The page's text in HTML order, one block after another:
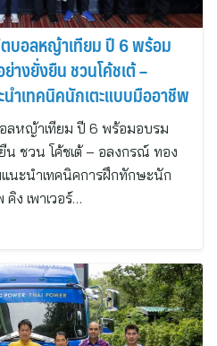
บอลหญ้าเทียม ปี 6 พร้อม
างยั่งยืน ชวนโค้ชเต้ –
ำเทคนิคนักเตะแบบมืออาชีพ
ลหญ้าเทียม ปี 6 พร้อมอบรม
น ชวน โค้ชเต้ – อลงกรณ์ ทอง
แนะนำเทคนิคการฝึกทักษะนัก
ง เพาเวอร์…